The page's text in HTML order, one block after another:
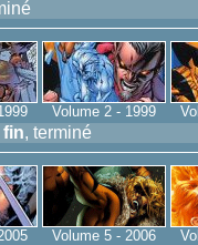
Volume 2 - 1999
fin, terminé
Volume 5 - 2006